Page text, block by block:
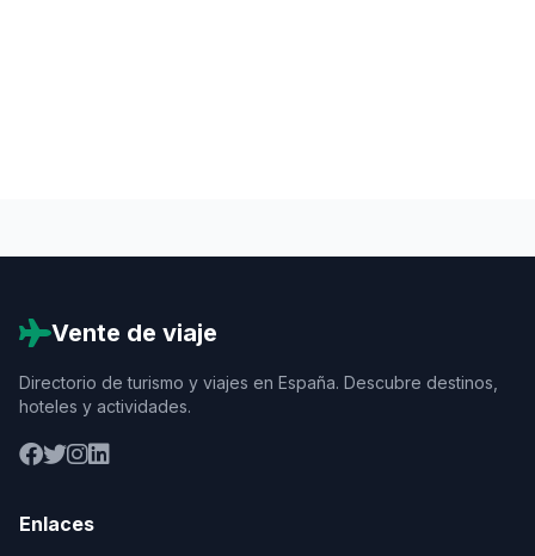
Vente de viaje
Directorio de turismo y viajes en España. Descubre destinos,
hoteles y actividades.
Enlaces